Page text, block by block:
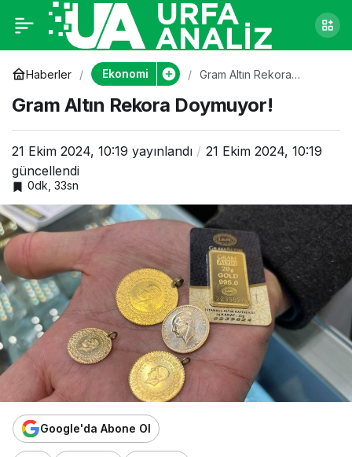
Haberler Ekonomi
Gram Altın Rekora
Gram Altın Rekora Doymuyor!
21 Ekim 2024, 10:19 yayınlandı
21 Ekim 2024, 10:19
güncellendi
0dk, 33sn
Google'da Abone Ol
Gram Altın Rekora
Doymuyor!
0